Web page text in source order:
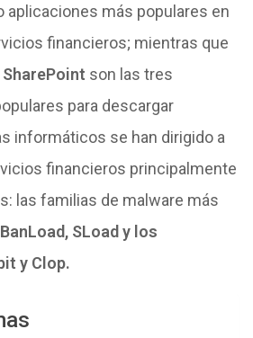
aplicaciones más populares en
financieros; mientras que
SharePoint son las tres
para descargar
informáticos se han dirigido a
financieros principalmente
las familias de malware más
BanLoad, SLoad y los
y Clop.